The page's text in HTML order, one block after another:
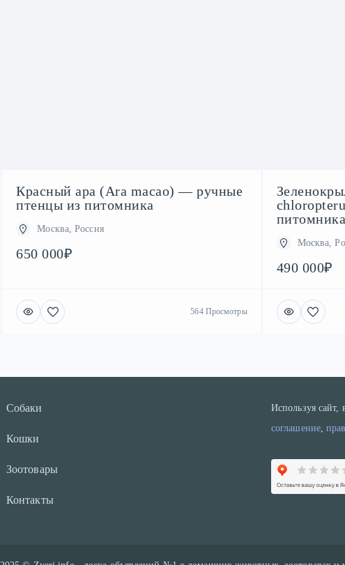
Красный ара (Ara macao) — ручные
птенцы из питомника
Москва, Россия
650 000₽
564 Просмотры
Москва,
490 000₽
Собаки
Кошки
Зоотовары
Контакты
Используя сайт,
соглашение,